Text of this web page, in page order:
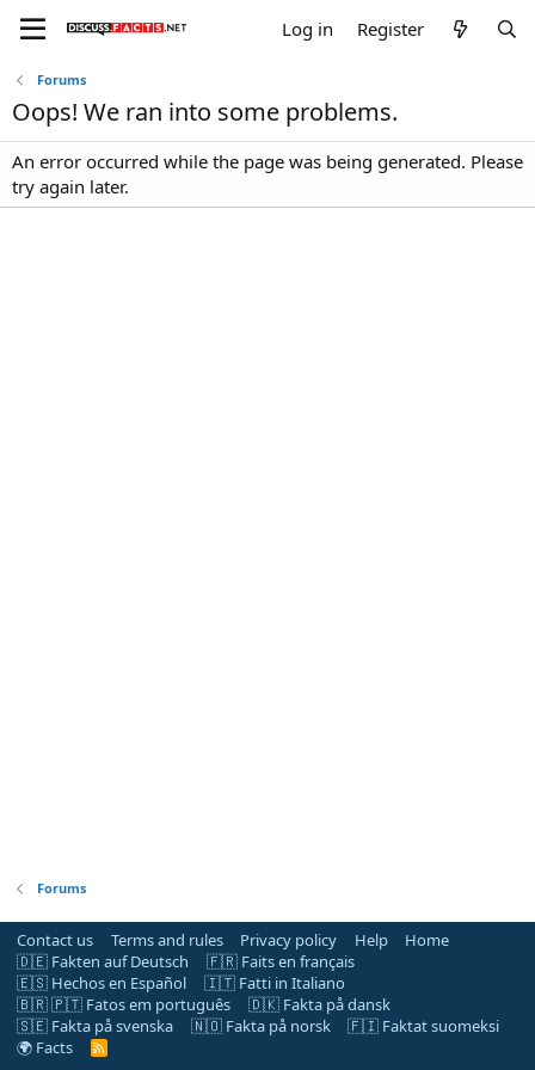
Log in Register
Forums
Oops! We ran into some problems.
An error occurred while the page was being generated. Please
try again later.
Forums
Contact us Terms and rules Privacy policy Help
Home
🇩🇪 Fakten auf Deutsch
🇫🇷 Faits en français
🇪🇸 Hechos en Español
🇮🇹 Fatti in Italiano
🇧🇷 🇵🇹 Fatos em português
🇩🇰 Fakta på dansk
🇸🇪 Fakta på svenska
🇳🇴 Fakta på norsk
🇫🇮 Faktat suomeksi
🌍 Facts
R